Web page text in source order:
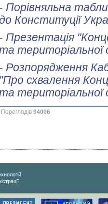
- Порівняльна
Конституції
- Презентація
територіальної
- Розпорядження
"Про схвалення
територіальної
Переглядів 94006